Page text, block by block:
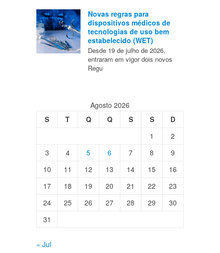
Novas regras para
dispositivos médicos de
tecnologias de uso bem
estabelecido (WET)
Desde 19 de julho de 2026,
entraram em vigor dois novos
Regu
Agosto 2026
S
T Q Q S S
D
1
2
3
4 5 6 7 8
9
10
11 12 13 14 15
16
17
18 19 20 21 22
23
24
25 26 27 28 29
30
31
« Jul